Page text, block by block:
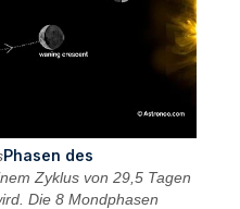
Phasen des
Zyklus von 29,5 Tagen
Die 8 Mondphasen